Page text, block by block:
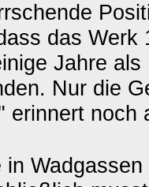
das
Jahre
Nur die
erinnert
in